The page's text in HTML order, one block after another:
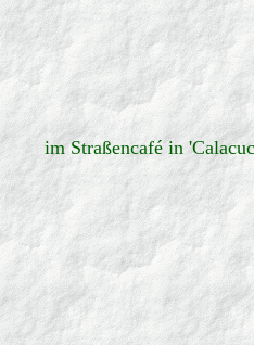
im Straßencafé in